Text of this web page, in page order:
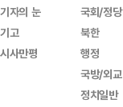
기자의 눈
기고
시사만평
국회/정당
북한
행정
국방/외교
정치일반